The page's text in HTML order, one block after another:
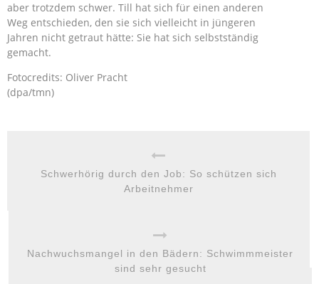
aber trotzdem schwer. Till hat sich für einen anderen
Weg entschieden, den sie sich vielleicht in jüngeren
Jahren nicht getraut hätte: Sie hat sich selbstständig
gemacht.
Fotocredits: Oliver Pracht
(dpa/tmn)
Schwerhörig durch den Job: So schützen sich
Arbeitnehmer
Nachwuchsmangel in den Bädern: Schwimmmeister
sind sehr gesucht